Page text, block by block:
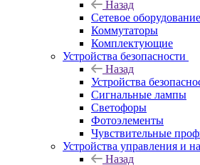
Назад
Сетевое оборудование
Коммутаторы
Комплектующие
Устройства безопасности
Назад
Устройства
Сигнальные лампы
Светофоры
Фотоэлементы
Чувствительные
Устройства управления и
Назад